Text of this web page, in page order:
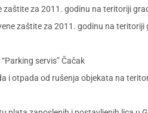
za 2011. godinu na teritoriji
zaštite za 2011. godinu na teritoriji
servis” Čačak
i otpada od rušenja objekata na